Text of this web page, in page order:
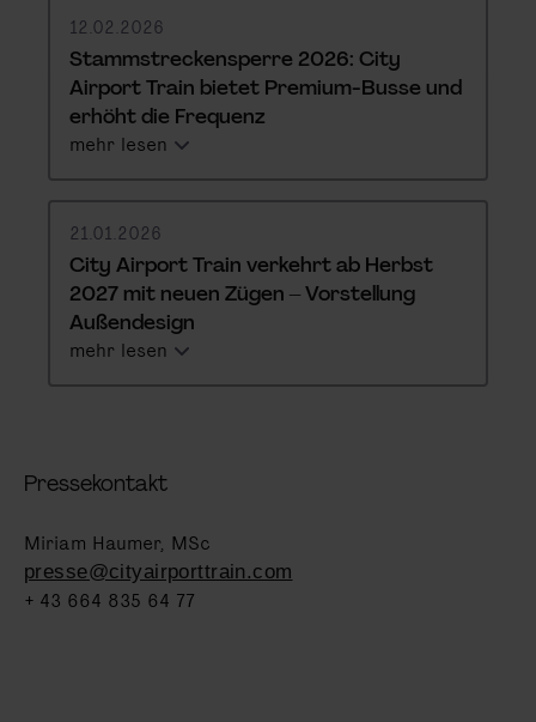
12.02.2026
Stammstreckensperre 2026: City
Airport Train bietet Premium-Busse und
erhöht die Frequenz
mehr lesen
21.01.2026
City Airport Train verkehrt ab Herbst
2027 mit neuen Zügen – Vorstellung
Außendesign
mehr lesen
Pressekontakt
Miriam Haumer, MSc
presse@cityairporttrain.com
+ 43 664 835 64 77